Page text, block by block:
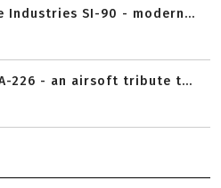
Industries SI-90 - modern...
226 - an airsoft tribute t...